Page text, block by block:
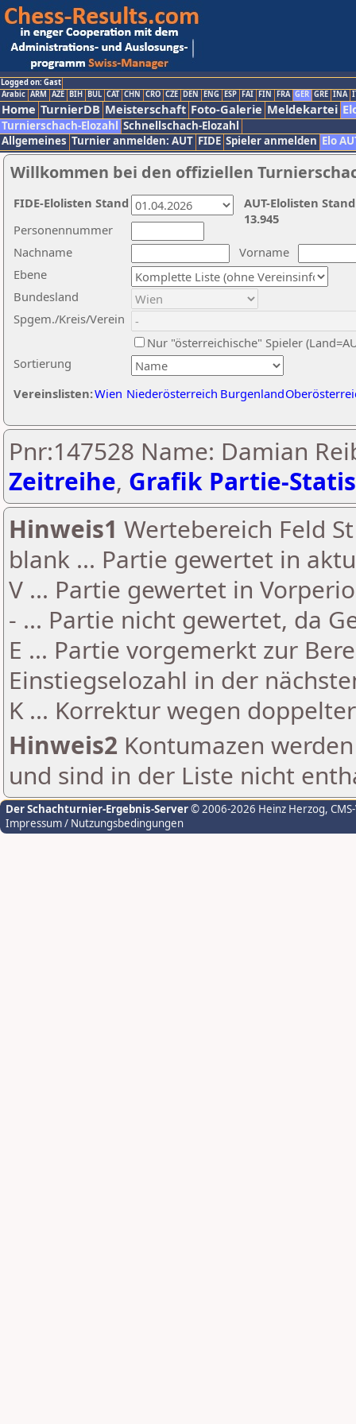
Logged on: Gast
Arabic ARM AZE BIH BUL CAT CHN CRO CZE DEN ENG ESP FAI FIN FRA GER GRE INA
Home TurnierDB Meisterschaft Foto-Galerie Meldekartei
Turnierschach-Elozahl Schnellschach-Elozahl
Allgemeines Turnier anmelden: AUT FIDE Spieler anmelden Elo
Willkommen bei den offiziellen
Nachname
Vorname
Ebene
Sortierung
Personennummer
Bundesland
Spgem./Kreis/Verein
Nur "österreichische" Spieler
Vereinslisten:Wien Niederösterreich Burgenland
AUT-Elolisten
13.945
FIDE-Elolisten Stand
Pnr:147528 Name: Damian
Zeitreihe, Grafik Partie-
Hinweis1 Wertebereich Feld
blank ... Partie gewertet in
V ... Partie gewertet in
- ... Partie nicht gewertet, da
E ... Partie vorgemerkt zur
Einstiegselozahl in der
K ... Korrektur wegen
Hinweis2 Kontumazen
und sind in der Liste nicht
Der Schachturnier-Ergebnis-Server© 2006-2026 Heinz Herzog,
Impressum / Nutzungsbedingungen